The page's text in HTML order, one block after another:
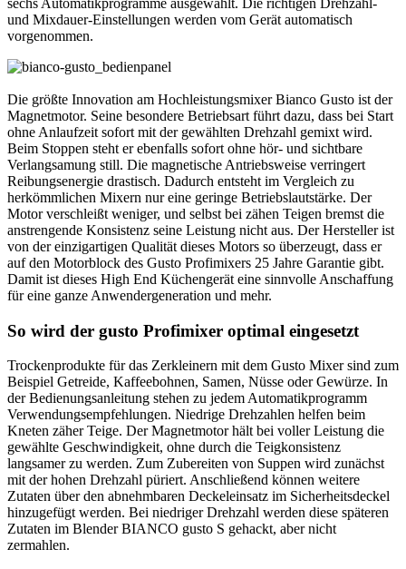
und Mixdauer-Einstellungen werden vom Gerät automatisch
vorgenommen.
Die größte Innovation am Hochleistungsmixer Bianco Gusto ist der
Magnetmotor. Seine besondere Betriebsart führt dazu, dass bei Start
ohne Anlaufzeit sofort mit der gewählten Drehzahl gemixt wird.
Beim Stoppen steht er ebenfalls sofort ohne hör- und sichtbare
Verlangsamung still. Die magnetische Antriebsweise verringert
Reibungsenergie drastisch. Dadurch entsteht im Vergleich zu
herkömmlichen Mixern nur eine geringe Betriebslautstärke. Der
Motor verschleißt weniger, und selbst bei zähen Teigen bremst die
anstrengende Konsistenz seine Leistung nicht aus. Der Hersteller ist
von der einzigartigen Qualität dieses Motors so überzeugt, dass er
auf den Motorblock des Gusto Profimixers 25 Jahre Garantie gibt.
Damit ist dieses High End Küchengerät eine sinnvolle Anschaffung
für eine ganze Anwendergeneration und mehr.
So wird der gusto Profimixer optimal eingesetzt
Trockenprodukte für das Zerkleinern mit dem Gusto Mixer sind zum
Beispiel Getreide, Kaffeebohnen, Samen, Nüsse oder Gewürze. In
der Bedienungsanleitung stehen zu jedem Automatikprogramm
Verwendungsempfehlungen. Niedrige Drehzahlen helfen beim
Kneten zäher Teige. Der Magnetmotor hält bei voller Leistung die
gewählte Geschwindigkeit, ohne durch die Teigkonsistenz
langsamer zu werden. Zum Zubereiten von Suppen wird zunächst
mit der hohen Drehzahl püriert. Anschließend können weitere
Zutaten über den abnehmbaren Deckeleinsatz im Sicherheitsdeckel
hinzugefügt werden. Bei niedriger Drehzahl werden diese späteren
Zutaten im Blender BIANCO gusto S gehackt, aber nicht
zermahlen.